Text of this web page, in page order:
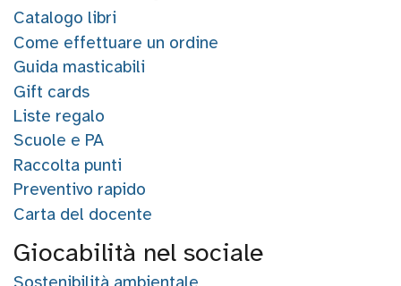
Eventi
Download
Recensioni
Catalogo libri
Come effettuare un ordine
Guida masticabili
Gift cards
Liste regalo
Scuole e PA
Raccolta punti
Preventivo rapido
Carta del docente
Giocabilità nel sociale